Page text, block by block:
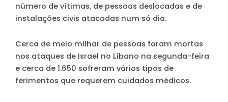
número de vítimas, de pessoas deslocadas e de
instalações civis atacadas num só dia.
Cerca de meio milhar de pessoas foram mortas
nos ataques de Israel no Líbano na segunda-feira
e cerca de 1.650 sofreram vários tipos de
ferimentos que requerem cuidados médicos.